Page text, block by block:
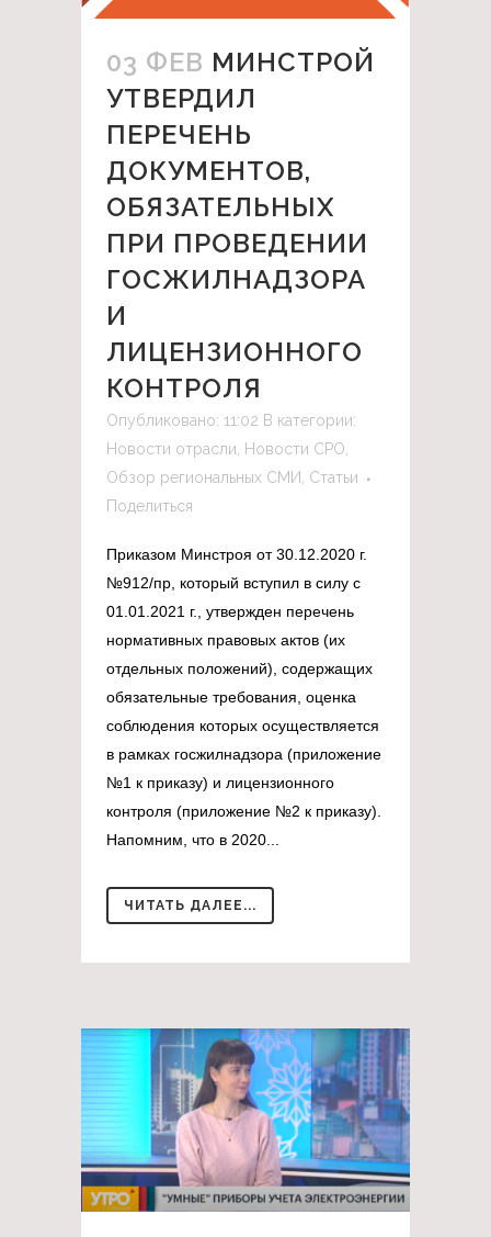
03 ФЕВ МИНСТРОЙ
УТВЕРДИЛ
ПЕРЕЧЕНЬ
ДОКУМЕНТОВ,
ОБЯЗАТЕЛЬНЫХ
ПРИ ПРОВЕДЕНИИ
ГОСЖИЛНАДЗОРА
И
ЛИЦЕНЗИОННОГО
КОНТРОЛЯ
Опубликовано: 11:02 В категории:
Новости отрасли, Новости СРО,
Обзор региональных СМИ, Статьи
Поделиться
Приказом Минстроя от 30.12.2020 г.
№912/пр, который вступил в силу с
01.01.2021 г., утвержден перечень
нормативных правовых актов (их
отдельных положений), содержащих
обязательные требования, оценка
соблюдения которых осуществляется
в рамках госжилнадзора (приложение
№1 к приказу) и лицензионного
контроля (приложение №2 к приказу).
Напомним, что в 2020...
ЧИТАТЬ ДАЛЕЕ...